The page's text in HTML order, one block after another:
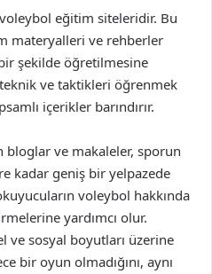
eğitim siteleridir. Bu
materyalleri ve rehberler
şekilde öğretilmesine
teknik ve taktikleri öğrenmek
içerikler barındırır.
ve makaleler, sporun
kadar geniş bir yelpazede
voleybol hakkında
yardımcı olur.
ve sosyal boyutları üzerine
bir oyun olmadığını, aynı